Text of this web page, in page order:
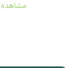
مشاهده